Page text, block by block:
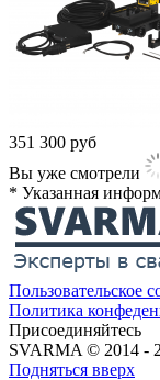
351 300 руб
Вы уже смотрели
* Указанная
Пользовательское
Политика
Присоединяйтесь
SVARMA © 2014 -
Подняться вверх